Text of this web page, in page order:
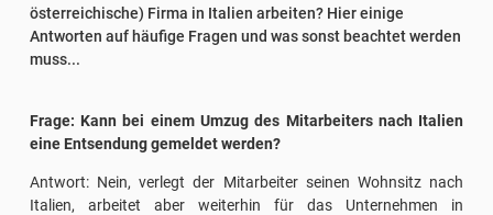
österreichische) Firma in Italien arbeiten? Hier einige
Antworten auf häufige Fragen und was sonst beachtet werden
muss...
Frage: Kann bei einem Umzug des Mitarbeiters nach Italien
eine Entsendung gemeldet werden?
Antwort: Nein, verlegt der Mitarbeiter seinen Wohnsitz nach
Italien, arbeitet aber weiterhin für das Unternehmen in